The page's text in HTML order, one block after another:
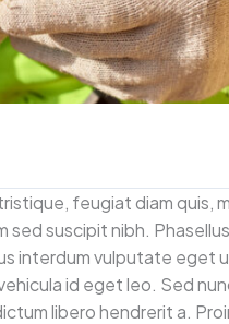
feugiat diam quis,
sed suscipit nibh.
interdum vulputate eget
id eget leo. Sed
libero hendrerit a.